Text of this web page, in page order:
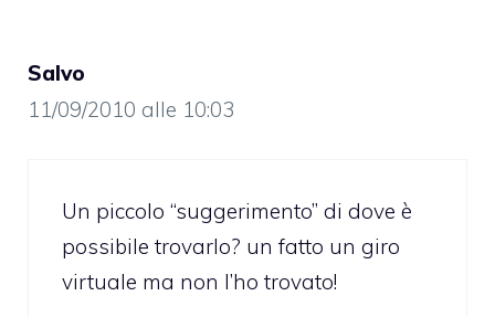
Salvo
11/09/2010 alle 10:03
Un piccolo “suggerimento” di dove è
possibile trovarlo? un fatto un giro
virtuale ma non l’ho trovato!